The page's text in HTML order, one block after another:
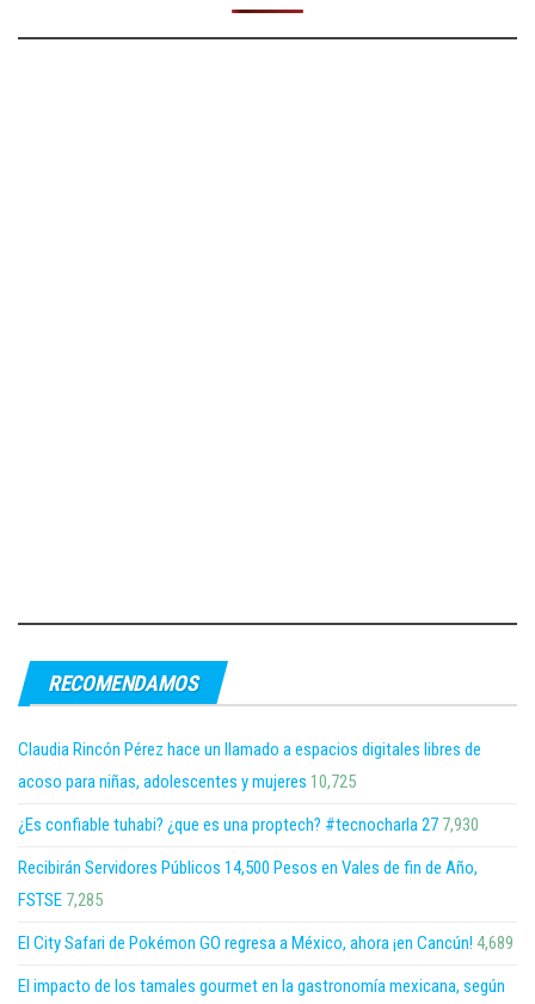
RECOMENDAMOS
Claudia Rincón Pérez hace un llamado a espacios digitales libres de
acoso para niñas, adolescentes y mujeres 10,725
¿Es confiable tuhabi? ¿que es una proptech? #tecnocharla 27 7,930
Recibirán Servidores Públicos 14,500 Pesos en Vales de fin de Año,
FSTSE 7,285
El City Safari de Pokémon GO regresa a México, ahora ¡en Cancún! 4,689
El impacto de los tamales gourmet en la gastronomía mexicana, según